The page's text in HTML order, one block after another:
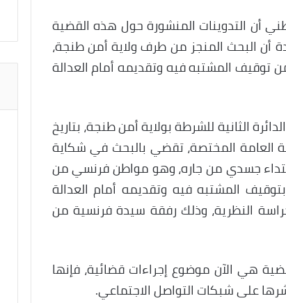
أن التدوينات المنشورة حول هذه القضية
أن البحث المنجز من طرف ولاية أمن طنجة،
توقيف المشتبه فيه وتقديمه أمام العدالة
الثانية للشرطة بولاية أمن طنجة، بتاريخ
العامة المختصة، تقضي بالبحث في شكاية
جسدي من جاره، وهو مواطن فرنسي من
المشتبه فيه وتقديمه أمام العدالة
فترة الحراسة النظرية، وذلك رفقة سيدة فرنسية من
هي الآن موضوع إجراءات قضائية، فإنها
على شبكات التواصل الاجتماعي.